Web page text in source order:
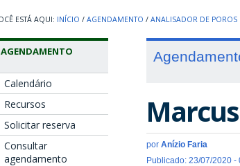
INÍCIO / AGENDAMENTO / ANALISADOR DE POROS
AGENDAMENTO
Calendário
Recursos
Solicitar reserva
Consultar
agendamento
por Anízio Faria
Publicado: 23/07/2020 -